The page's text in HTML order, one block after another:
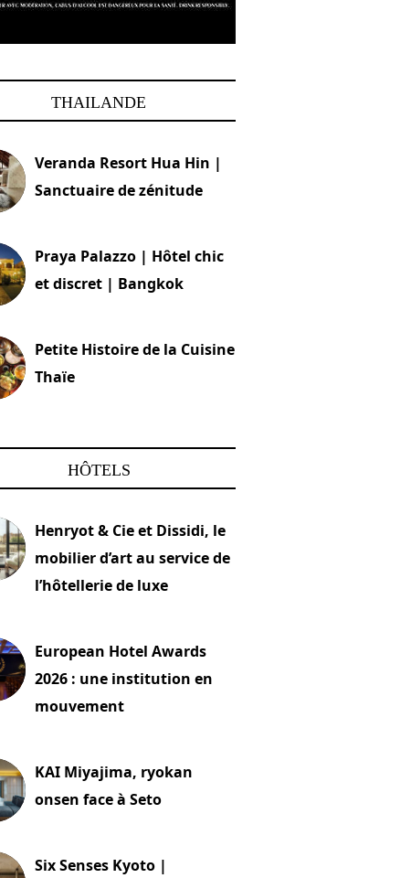
THAILANDE
Veranda Resort Hua Hin |
Sanctuaire de zénitude
Praya Palazzo | Hôtel chic
et discret | Bangkok
Petite Histoire de la Cuisine
Thaïe
HÔTELS
Henryot & Cie et Dissidi, le
mobilier d’art au service de
l’hôtellerie de luxe
European Hotel Awards
2026 : une institution en
mouvement
KAI Miyajima, ryokan
onsen face à Seto
Six Senses Kyoto |